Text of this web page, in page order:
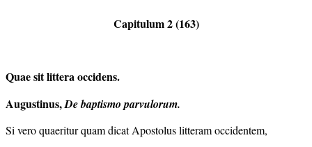
Capitulum 2 (163)
Quae sit littera occidens.
Augustinus,De baptismo parvulorum.
Si vero quaeritur quam dicat Apostolus litteram occidentem,